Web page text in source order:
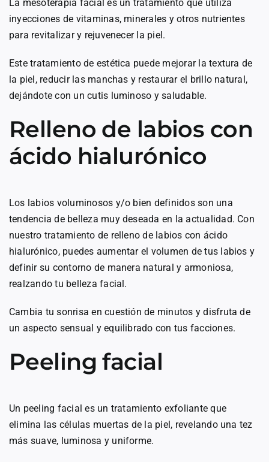
La mesoterapia facial es un tratamiento que utiliza
inyecciones de vitaminas, minerales y otros nutrientes
para revitalizar y rejuvenecer la piel.
Este tratamiento de estética puede mejorar la textura de
la piel, reducir las manchas y restaurar el brillo natural,
dejándote con un cutis luminoso y saludable.
Relleno de labios con
ácido hialurónico
Los labios voluminosos y/o bien definidos son una
tendencia de belleza muy deseada en la actualidad. Con
nuestro tratamiento de relleno de labios con ácido
hialurónico, puedes aumentar el volumen de tus labios y
definir su contorno de manera natural y armoniosa,
realzando tu belleza facial.
Cambia tu sonrisa en cuestión de minutos y disfruta de
un aspecto sensual y equilibrado con tus facciones.
Peeling facial
Un peeling facial es un tratamiento exfoliante que
elimina las células muertas de la piel, revelando una tez
más suave, luminosa y uniforme.